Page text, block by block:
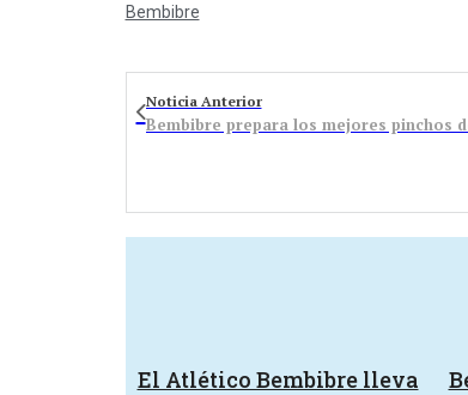
Bembibre
Noticia Anterior
Bembibre prepara los mejores pinchos
El Atlético Bembibre lleva